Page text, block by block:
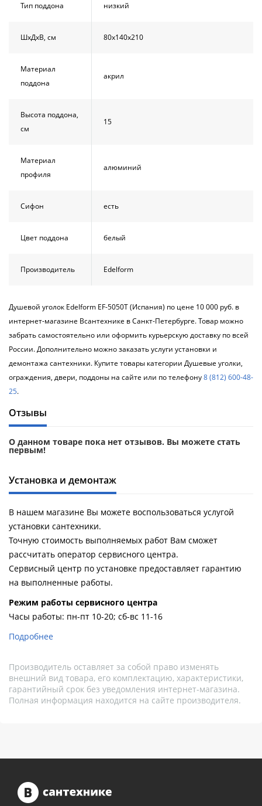
Тип поддона низкий
ШхДхВ, см 80х140х210
Материал
поддона
акрил
Высота поддона,
см
15
Материал
профиля
алюминий
Сифон есть
Цвет поддона белый
Производитель Edelform
Душевой уголок Edelform EF-5050T (Испания) по цене 10 000 руб. в
интернет-магазине Всантехнике в Санкт-Петербурге. Товар можно
забрать самостоятельно или оформить курьерскую доставку по всей
России. Дополнительно можно заказать услуги установки и
демонтажа сантехники. Купите товары категории Душевые уголки,
ограждения, двери, поддоны на сайте или по телефону8 (812) 600-48-
25.
Отзывы
О данном товаре пока нет отзывов. Вы можете стать
первым!
Установка и демонтаж
В нашем магазине Вы можете воспользоваться услугой
установки сантехники.
Точную стоимость выполняемых работ Вам сможет
рассчитать оператор сервисного центра.
Сервисный центр по установке предоставляет гарантию
на выполненные работы.
Pежим работы сервисного центра
Часы работы: пн-пт 10-20; сб-вс 11-16
Подробнее
Производитель оставляет за собой право изменять
внешний вид товара, его комплектацию, характеристики,
гарантийный срок без уведомления интернет-магазина.
Полная информация находится на сайте производителя.